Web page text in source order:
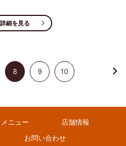
詳細を見る
8 9 10
メニュー
店舗情報
お問い合わせ